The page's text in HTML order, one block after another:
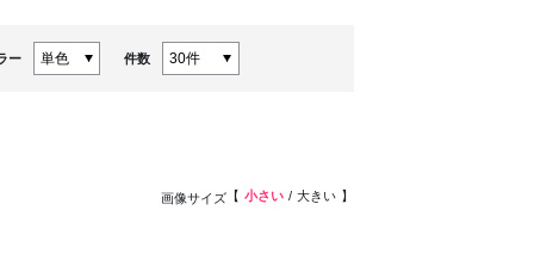
ー 件数
画像サイズ 小さい 大きい